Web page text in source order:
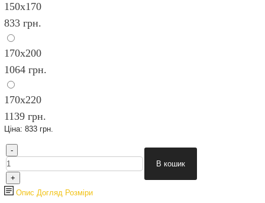
150х170
833 грн.
170х200
1064 грн.
170х220
1139 грн.
Ціна: 833 грн.
Опис Догляд Розміри